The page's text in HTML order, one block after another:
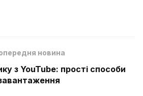
новина
з YouTube: прості способи